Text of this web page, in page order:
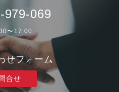
979-069
〜17:00
せフォーム
合せ